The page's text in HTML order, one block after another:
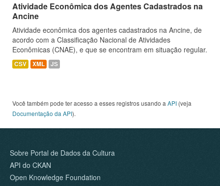
Atividade Econômica dos Agentes Cadastrados na
Ancine
Atividade econômica dos agentes cadastrados na Ancine, de
acordo com a Classificação Nacional de Atividades
Econômicas (CNAE), e que se encontram em situação regular.
CSV XML JS
Você também pode ter acesso a esses registros usando a API (veja
Documentação da API).
Sobre Portal de Dados da Cultura
API do CKAN
Open Knowledge Foundation